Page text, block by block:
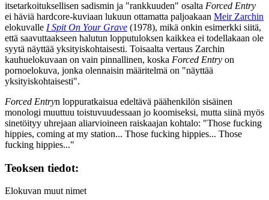
itsetarkoituksellisen sadismin ja "rankkuuden" osalta Forced Entry
ei häviä hardcore-kuviaan lukuun ottamatta paljoakaan Meir Zarchin
elokuvalle I Spit On Your Grave (1978), mikä onkin esimerkki siitä,
että saavuttaakseen halutun lopputuloksen kaikkea ei todellakaan ole
syytä näyttää yksityiskohtaisesti. Toisaalta vertaus Zarchin
kauhuelokuvaan on vain pinnallinen, koska Forced Entry on
pornoelokuva, jonka olennaisin määritelmä on "näyttää
yksityiskohtaisesti".
Forced Entryn loppuratkaisua edeltävä päähenkilön sisäinen
monologi muuttuu toistuvuudessaan jo koomiseksi, mutta siinä myös
sinetöityy uhrejaan aliarvioineen raiskaajan kohtalo: "Those fucking
hippies, coming at my station... Those fucking hippies... Those
fucking hippies..."
Teoksen tiedot:
Elokuvan muut nimet